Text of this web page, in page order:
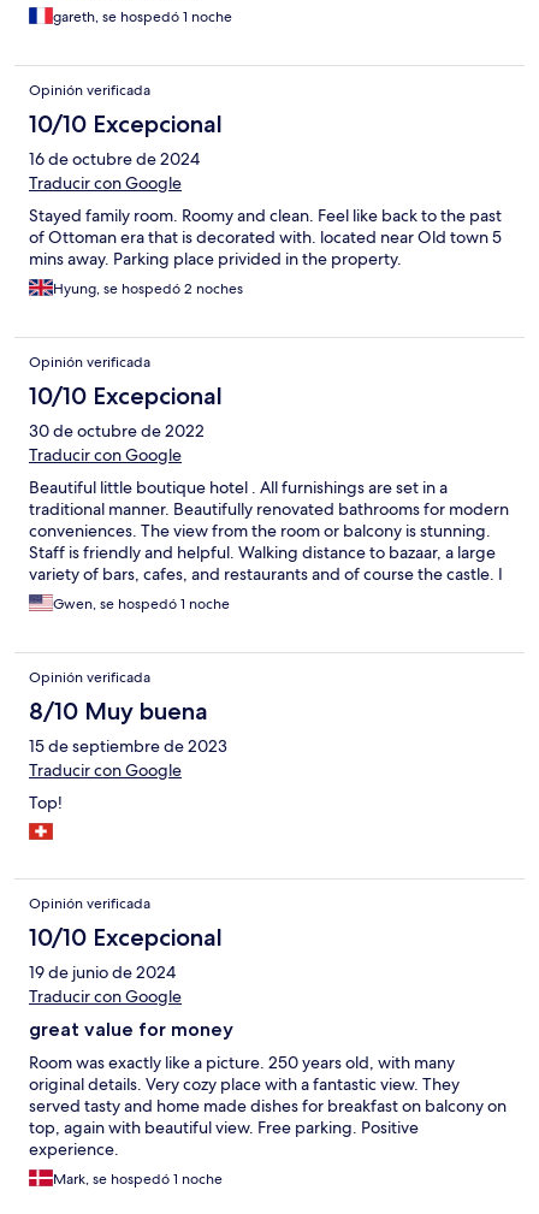
gareth, se hospedó 1 noche
Opinión verificada
10/10 Excepcional
16 de octubre de 2024
Traducir con Google
Stayed family room. Roomy and clean. Feel like back to the past
of Ottoman era that is decorated with. located near Old town 5
mins away. Parking place privided in the property.
Hyung, se hospedó 2 noches
Opinión verificada
10/10 Excepcional
30 de octubre de 2022
Traducir con Google
Beautiful little boutique hotel . All furnishings are set in a
traditional manner. Beautifully renovated bathrooms for modern
conveniences. The view from the room or balcony is stunning.
Staff is friendly and helpful. Walking distance to bazaar, a large
variety of bars, cafes, and restaurants and of course the castle. I
highly recommend this quaint little place.
Gwen, se hospedó 1 noche
Opinión verificada
8/10 Muy buena
15 de septiembre de 2023
Traducir con Google
Top!
Opinión verificada
10/10 Excepcional
19 de junio de 2024
Traducir con Google
great value for money
Room was exactly like a picture. 250 years old, with many
original details. Very cozy place with a fantastic view. They
served tasty and home made dishes for breakfast on balcony on
top, again with beautiful view. Free parking. Positive
experience.
Mark, se hospedó 1 noche